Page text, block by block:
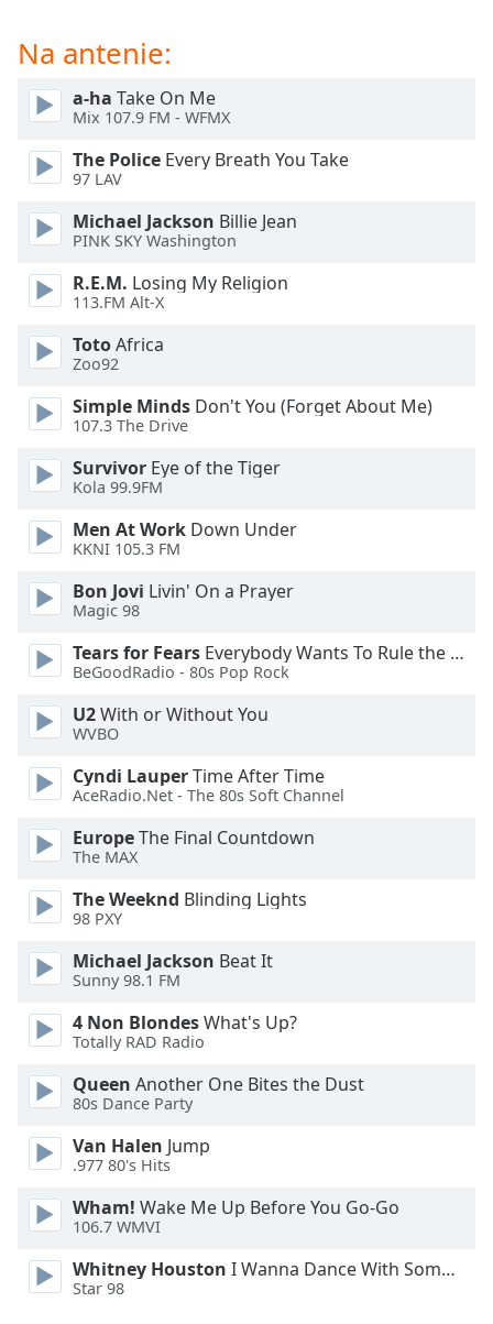
Audio
Track
Picture-
Fullscreen
window.
Beginning
window.
Escape
cancel
close
window.
Color
Opacity
Background
Color
Opacity
Caption
Area
Background
Color
Opacity
Font
Edge
Style
Na antenie:
a-ha Take On Me
Mix 107.9 FM - WFMX
The Police Every Breath You Take
97 LAV
Michael Jackson Billie Jean
PINK SKY Washington
R.E.M. Losing My Religion
113.FM Alt-X
TotoAfrica
Zoo92
Simple Minds Don't You (Forget About Me)
107.3 The Drive
Survivor Eye of the Tiger
Kola 99.9FM
Men At Work Down Under
KKNI 105.3 FM
Bon Jovi Livin' On a Prayer
Magic 98
Tears for Fears Everybody Wants To Rule the World
BeGoodRadio - 80s Pop Rock
U2With or Without You
WVBO
Cyndi LauperTime After Time
AceRadio.Net - The 80s Soft Channel
EuropeThe Final Countdown
The MAX
The Weeknd Blinding Lights
98 PXY
Michael Jackson Beat It
Sunny 98.1 FM
4 Non BlondesWhat's Up?
Totally RAD Radio
Queen Another One Bites the Dust
80s Dance Party
Van Halen Jump
.977 80's Hits
Wham! Wake Me Up Before You Go-Go
106.7 WMVI
Whitney Houston I Wanna Dance With Somebody
Star 98